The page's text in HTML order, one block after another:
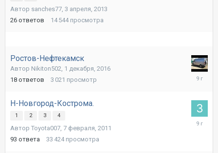
Автор sanches77, 3 апреля, 2013
26 ответов 14 544 просмотра
Ростов-Нефтекамск
Автор Nikiton502, 1 декабря, 2016
18 ответов 3 021 просмотр
Н-Новгород-Кострома.
1 2 3 4
Автор Toyota007, 7 февраля, 2011
93 ответа 33 424 просмотра
22